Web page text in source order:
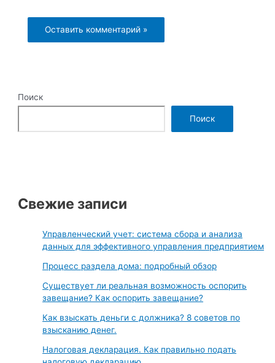
Поиск
Поиск
Свежие записи
Управленческий учет: система сбора и анализа
данных для эффективного управления предприятием
Процесс раздела дома: подробный обзор
Существует ли реальная возможность оспорить
завещание? Как оспорить завещание?
Как взыскать деньги с должника? 8 советов по
взысканию денег.
Налоговая декларация. Как правильно подать